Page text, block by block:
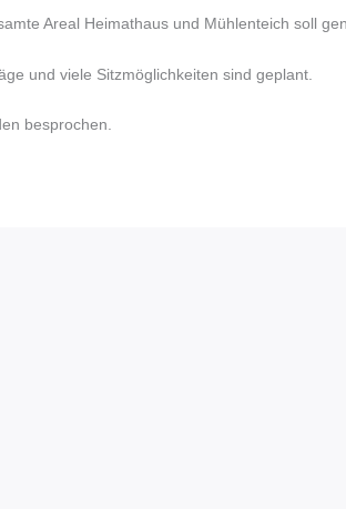
Areal Heimathaus und Mühlenteich soll
und viele Sitzmöglichkeiten sind geplant.
besprochen.